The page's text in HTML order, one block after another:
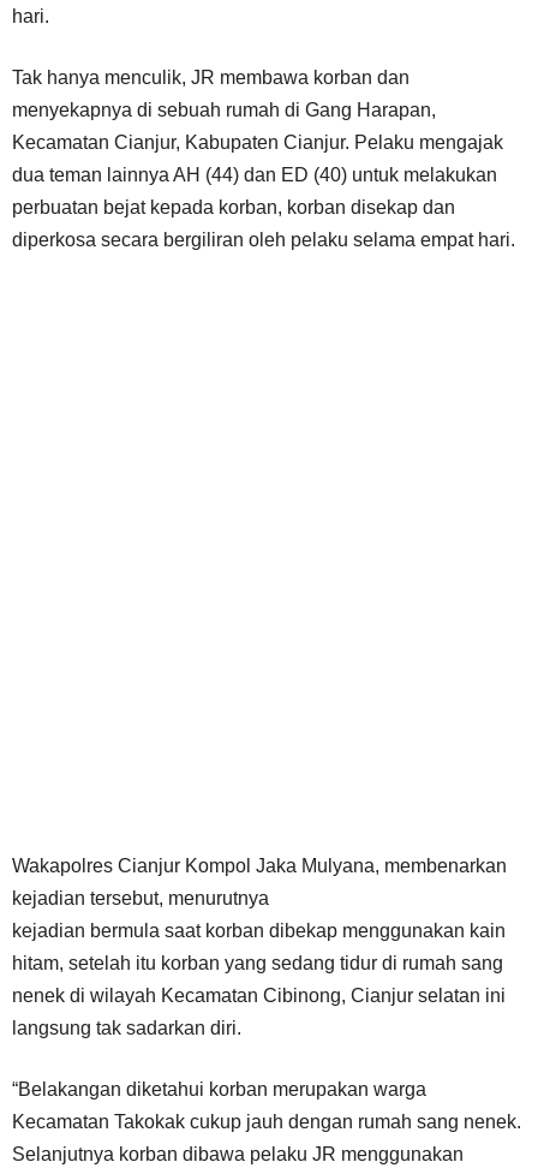
hari.
Tak hanya menculik, JR membawa korban dan
menyekapnya di sebuah rumah di Gang Harapan,
Kecamatan Cianjur, Kabupaten Cianjur. Pelaku mengajak
dua teman lainnya AH (44) dan ED (40) untuk melakukan
perbuatan bejat kepada korban, korban disekap dan
diperkosa secara bergiliran oleh pelaku selama empat hari.
Wakapolres Cianjur Kompol Jaka Mulyana, membenarkan
kejadian tersebut, menurutnya
kejadian bermula saat korban dibekap menggunakan kain
hitam, setelah itu korban yang sedang tidur di rumah sang
nenek di wilayah Kecamatan Cibinong, Cianjur selatan ini
langsung tak sadarkan diri.
“Belakangan diketahui korban merupakan warga
Kecamatan Takokak cukup jauh dengan rumah sang nenek.
Selanjutnya korban dibawa pelaku JR menggunakan